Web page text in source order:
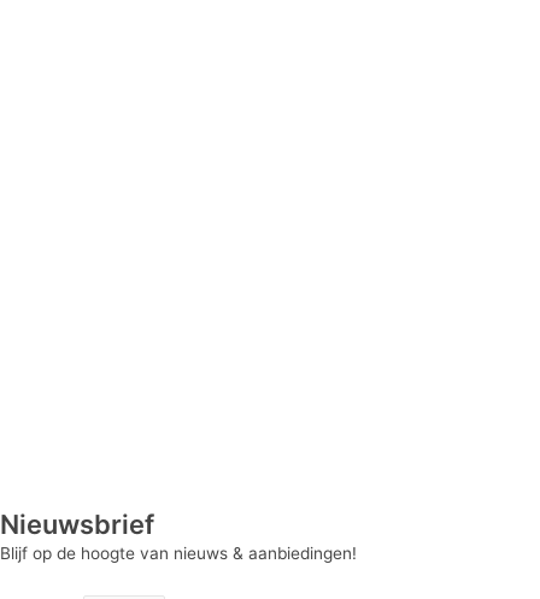
Nieuwsbrief
Blijf op de hoogte van nieuws & aanbiedingen!